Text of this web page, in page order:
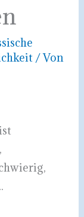
/ Von